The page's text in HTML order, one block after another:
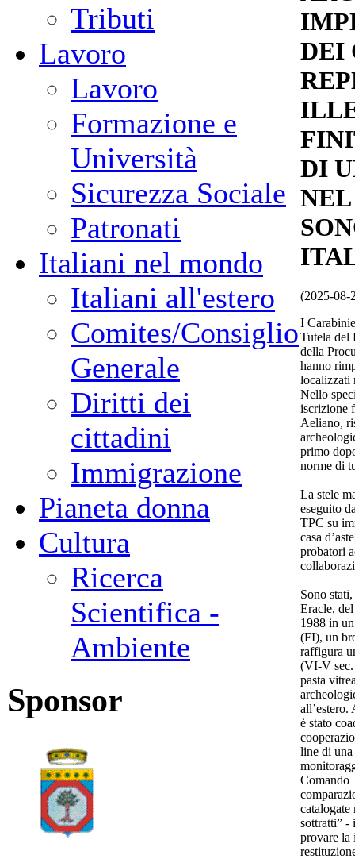
Tributi
Lavoro
Lavoro
Formazione e
Università
Sicurezza Sociale
Patronati
Italiani nel mondo
Italiani all'estero
Comites/Consiglio
Generale
Diritti dei
cittadini
Immigrazione
Pianeta donna
Cultura
Ricerca
Scientifica -
Ambiente
Sponsor
DEI
DI
(2025-08-
I
Tutela del
della
hanno
localizzati
Nello
iscrizione
Aeliano,
primo
norme di
La stele
eseguito
TPC su
casa
probatori
Sono
Eracle,
1988 in
(FI), un
raffigura
(VI-V sec.
pasta
è stato
line di una
Comando
sottratti” -
provare la